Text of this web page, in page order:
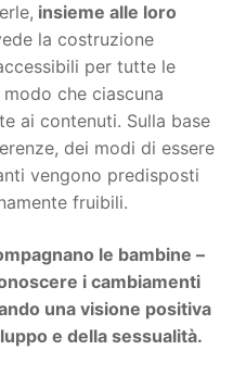
insieme alle loro
la costruzione
per tutte le
che ciascuna
ai contenuti. Sulla base
dei modi di essere
vengono predisposti
fruibili.
le bambine –
i cambiamenti
una visione positiva
e della sessualità.